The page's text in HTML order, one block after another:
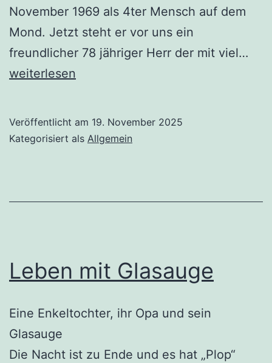
November 1969 als 4ter Mensch auf dem
Mond. Jetzt steht er vor uns ein
freundlicher 78 jähriger Herr der mit viel…
weiterlesen
Veröffentlicht am 19. November 2025
Kategorisiert als Allgemein
Leben mit Glasauge
Eine Enkeltochter, ihr Opa und sein
Glasauge
Die Nacht ist zu Ende und es hat „Plop“